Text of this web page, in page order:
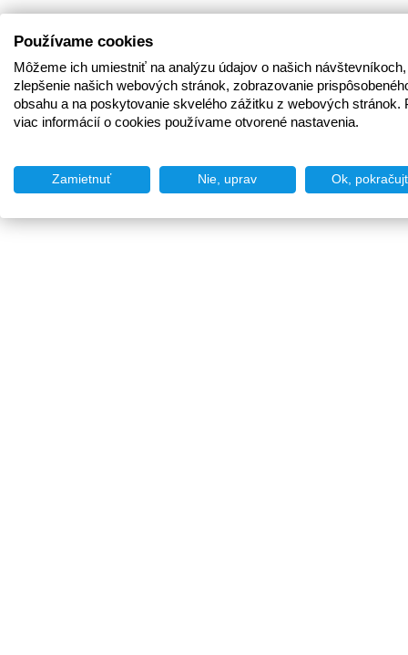
Používame cookies
Môžeme ich umiestniť na analýzu údajov o našich
zlepšenie našich webových stránok, zobrazovanie
obsahu a na poskytovanie skvelého zážitku z webových stránok.
viac informácií o cookies používame otvorené nastavenia.
Zamietnuť Nie, uprav Ok,